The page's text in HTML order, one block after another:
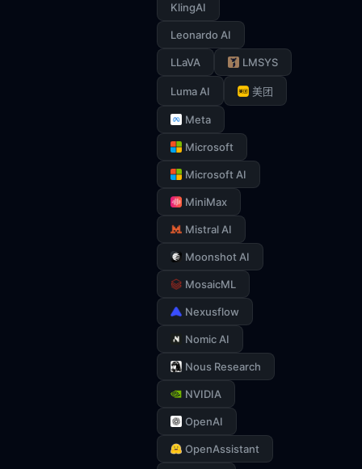
KlingAI
Leonardo AI
LLaVA LMSYS
Luma AI 美团
Meta
Microsoft
Microsoft AI
MiniMax
Mistral AI
Moonshot AI
MosaicML
Nexusflow
Nomic AI
Nous Research
NVIDIA
OpenAI
OpenAssistant